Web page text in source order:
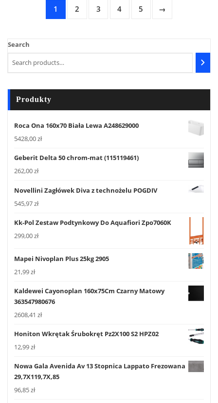
1 2 3 4 5 →
Search
Produkty
Roca Ona 160x70 Biała Lewa A248629000
5428,00zł
Geberit Delta 50 chrom-mat (115119461)
262,00zł
Novellini Zagłówek Diva z technożelu POGDIV
545,97zł
Kk-Pol Zestaw Podtynkowy Do Aquafiori Zpo7060K
299,00zł
Mapei Nivoplan Plus 25kg 2905
21,99zł
Kaldewei Cayonoplan 160x75Cm Czarny Matowy
363547980676
2608,41 zł
Honiton Wkrętak Śrubokręt Pz2X100 S2 HPZ02
12,99zł
Nowa Gala Avenida Av 13 Stopnica Lappato Frezowana
29,7X119,7X,85
96,85zł